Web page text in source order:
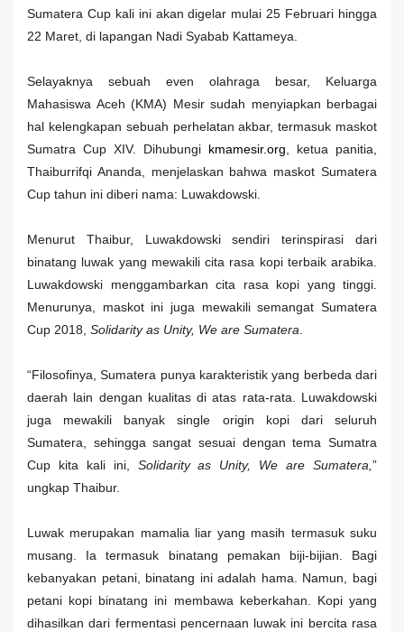
Sumatera Cup kali ini akan digelar mulai 25 Februari hingga
22 Maret, di lapangan Nadi Syabab Kattameya.
Selayaknya sebuah even olahraga besar, Keluarga
Mahasiswa Aceh (KMA) Mesir sudah menyiapkan berbagai
hal kelengkapan sebuah perhelatan akbar, termasuk maskot
Sumatra Cup XIV. Dihubungi kmamesir.org , ketua panitia,
Thaiburrifqi Ananda, menjelaskan bahwa maskot Sumatera
Cup tahun ini diberi nama: Luwakdowski.
Menurut Thaibur, Luwakdowski sendiri terinspirasi dari
binatang luwak yang mewakili cita rasa kopi terbaik arabika.
Luwakdowski menggambarkan cita rasa kopi yang tinggi.
Menurunya, maskot ini juga mewakili semangat Sumatera
Cup 2018, Solidarity as Unity, We are Sumatera
“Filosofinya, Sumatera punya karakteristik yang berbeda dari
daerah lain dengan kualitas di atas rata-rata. Luwakdowski
juga mewakili banyak single origin kopi dari seluruh
Sumatera, sehingga sangat sesuai dengan tema Sumatra
Cup kita kali ini, Solidarity as Unity, We are Sumatera,”
ungkap Thaibur.
Luwak merupakan mamalia liar yang masih termasuk suku
musang. Ia termasuk binatang pemakan biji-bijian. Bagi
kebanyakan petani, binatang ini adalah hama. Namun, bagi
petani kopi binatang ini membawa keberkahan. Kopi yang
dihasilkan dari fermentasi pencernaan luwak ini bercita rasa